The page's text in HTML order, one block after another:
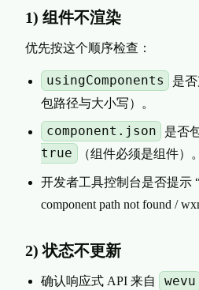
1) 组件不渲染
优先按这个顺序检查：
usingComponents
是
包路径与大小写）。
component.json 是否
true
（组件必须是组件）。
开发者工具控制台是否提示
component path not found /
2) 状态不更新
确认响应式 API 来自 wevu